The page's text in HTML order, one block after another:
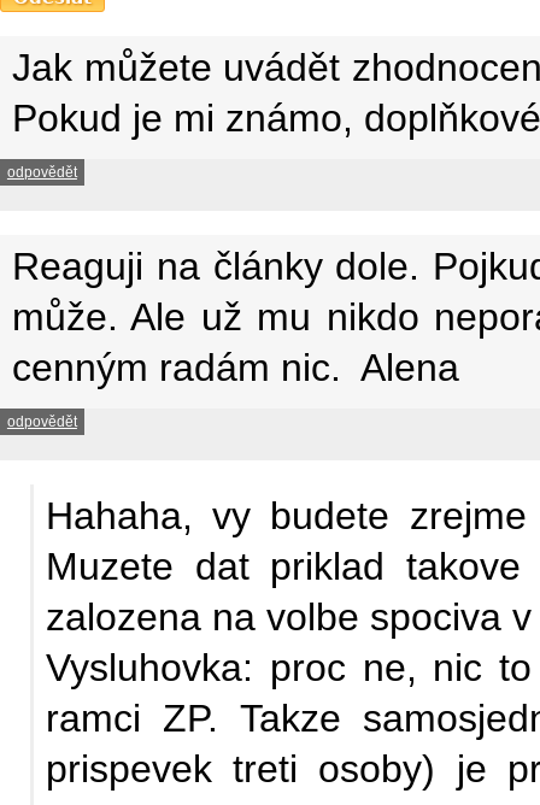
Jak můžete uvádět
Pokud je mi známo,
odpovědět
Reaguji na články dole.
může. Ale už mu nikdo
cenným radám nic. Alena
odpovědět
Hahaha, vy budete
Muzete dat priklad
zalozena na volbe spociva
Vysluhovka: proc ne, nic
ramci ZP. Takze
prispevek treti osoby) je